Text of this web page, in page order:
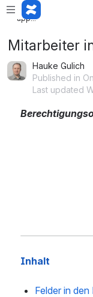
Loading
app...
Mitarbeiter
Hauke Gulich
Published in
Last updated
Inhalt
Felder in